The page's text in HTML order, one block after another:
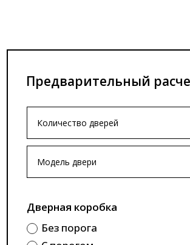
Предварительный
Дверная коробка
Без порога